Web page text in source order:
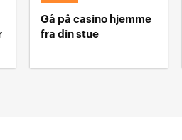
Gå på casino hjemme
fra din stue